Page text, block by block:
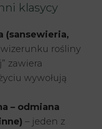
klasycy
(sansewieria,
rośliny
zawiera
wywołują
– odmiana
– jeden z